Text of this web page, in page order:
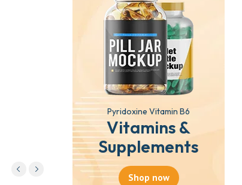
Pyridoxine Vitamin B6
Vitamins &
Supplements
Shop now